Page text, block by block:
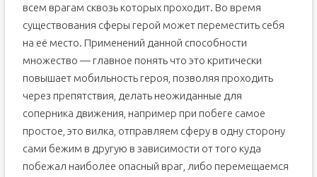
всем врагам сквозь которых проходит. Во время
существования сферы герой может переместить себя
на её место. Применений данной способности
множество — главное понять что это критически
повышает мобильность героя, позволяя проходить
через препятствия, делать неожиданные для
соперника движения, например при побеге самое
простое, это вилка, отправляем сферу в одну сторону
сами бежим в другую в зависимости от того куда
побежал наиболее опасный враг, либо перемещаемся